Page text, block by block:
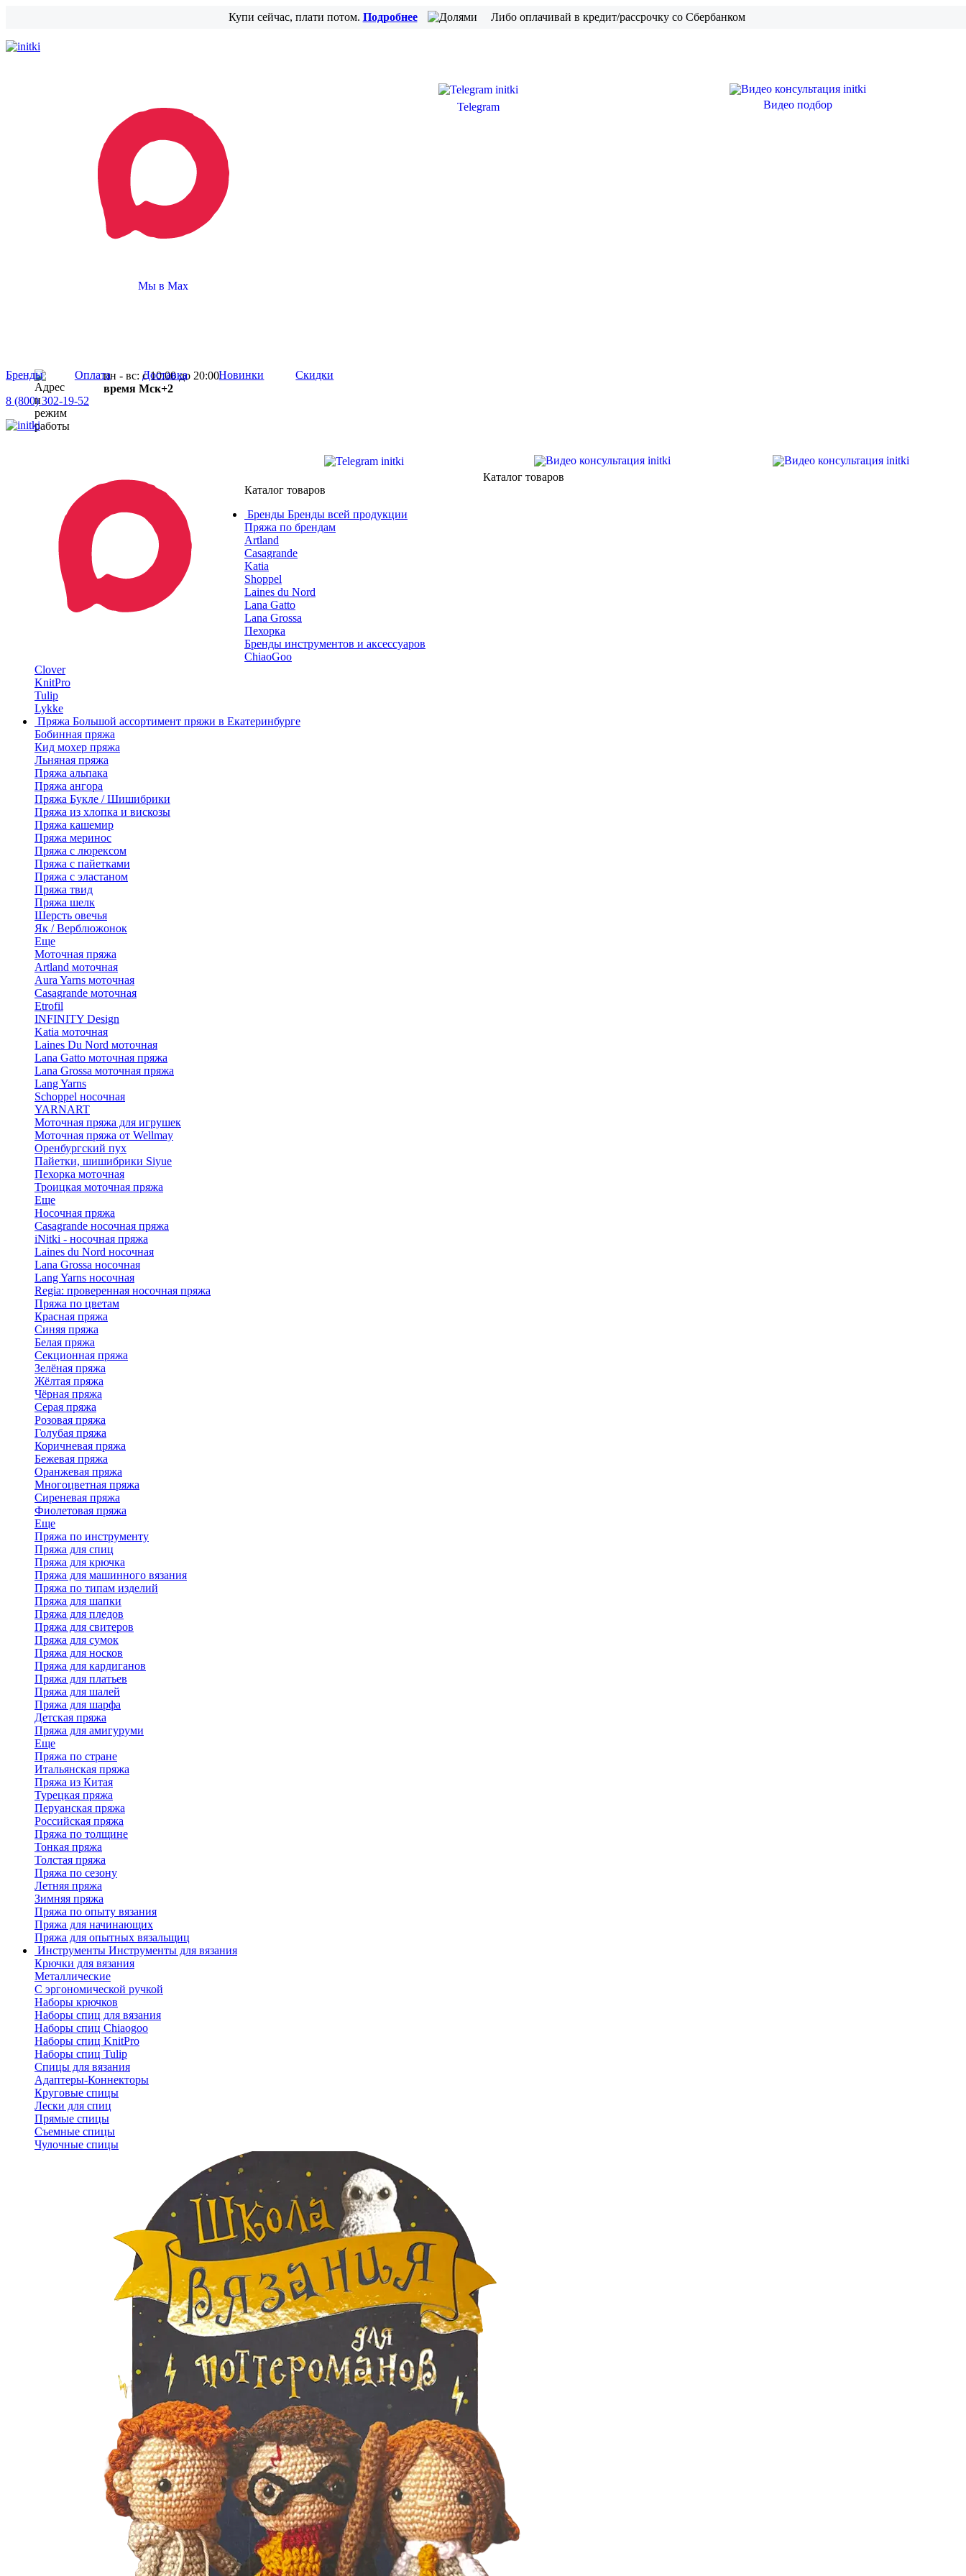
Купи сейчас, плати потом. Подробнее Либо оплачивай в кредит/рассрочку со Сбербанком
Мы в Max
Telegram Видео подбор
Бренды Оплата Доставка Новинки Скидки
8 (800) 302-19-52
пн - вс: с 10:00 до 20:00
время Мск+2
Каталог товаров
Каталог товаров
Бренды Бренды всей продукции
Пряжа по брендам
Artland
Casagrande
Katia
Shoppel
Laines du Nord
Lana Gatto
Lana Grossa
Пехорка
Бренды инструментов и аксессуаров
ChiaoGoo
Clover
KnitPro
Tulip
Lykke
Пряжа Большой ассортимент пряжи в Екатеринбурге
Бобинная пряжа
Кид мохер пряжа
Льняная пряжа
Пряжа альпака
Пряжа ангора
Пряжа Букле / Шишибрики
Пряжа из хлопка и вискозы
Пряжа кашемир
Пряжа меринос
Пряжа с люрексом
Пряжа с пайетками
Пряжа с эластаном
Пряжа твид
Пряжа шелк
Шерсть овечья
Як / Верблюжонок
Еще
Моточная пряжа
Artland моточная
Aura Yarns моточная
Casagrande моточная
Etrofil
INFINITY Design
Katia моточная
Laines Du Nord моточная
Lana Gatto моточная пряжа
Lana Grossa моточная пряжа
Lang Yarns
Schoppel носочная
YARNART
Моточная пряжа для игрушек
Моточная пряжа от Wellmay
Оренбургский пух
Пайетки, шишибрики Siyue
Пехорка моточная
Троицкая моточная пряжа
Еще
Носочная пряжа
Casagrande носочная пряжа
iNitki - носочная пряжа
Laines du Nord носочная
Lana Grossa носочная
Lang Yarns носочная
Regia: проверенная носочная пряжа
Пряжа по цветам
Красная пряжа
Синяя пряжа
Белая пряжа
Секционная пряжа
Зелёная пряжа
Жёлтая пряжа
Чёрная пряжа
Серая пряжа
Розовая пряжа
Голубая пряжа
Коричневая пряжа
Бежевая пряжа
Оранжевая пряжа
Многоцветная пряжа
Сиреневая пряжа
Фиолетовая пряжа
Еще
Пряжа по инструменту
Пряжа для спиц
Пряжа для крючка
Пряжа для машинного вязания
Пряжа по типам изделий
Пряжа для шапки
Пряжа для пледов
Пряжа для свитеров
Пряжа для сумок
Пряжа для носков
Пряжа для кардиганов
Пряжа для платьев
Пряжа для шалей
Пряжа для шарфа
Детская пряжа
Пряжа для амигуруми
Еще
Пряжа по стране
Итальянская пряжа
Пряжа из Китая
Турецкая пряжа
Перуанская пряжа
Российская пряжа
Пряжа по толщине
Тонкая пряжа
Толстая пряжа
Пряжа по сезону
Летняя пряжа
Зимняя пряжа
Пряжа по опыту вязания
Пряжа для начинающих
Пряжа для опытных вязальщиц
Инструменты Инструменты для вязания
Крючки для вязания
Металлические
С эргономической ручкой
Наборы крючков
Наборы спиц для вязания
Наборы спиц Chiaogoo
Наборы спиц KnitPro
Наборы спиц Tulip
Спицы для вязания
Адаптеры-Коннекторы
Круговые спицы
Лески для спиц
Прямые спицы
Съемные спицы
Чулочные спицы